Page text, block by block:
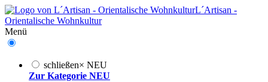
L´Artisan -
Orientalische Wohnkultur
Menü
schließen× NEU
Zur Kategorie NEU